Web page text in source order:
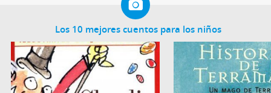
Los 10 mejores cuentos para los niños